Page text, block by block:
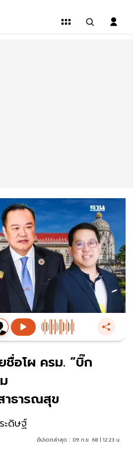
ชื่อโผ ครม. “บิ๊ก
ธารณสุข
ะดิษฐ์
อัปเดตล่าสุด : 09 ก.ย. 68 | 12:23 น.